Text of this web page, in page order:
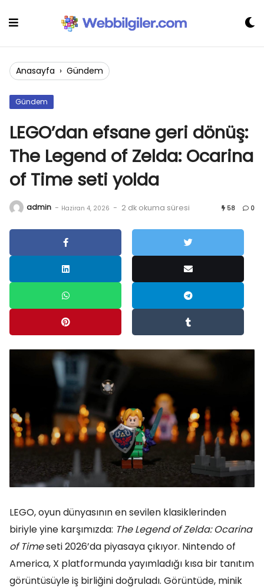
Anasayfa › Gündem
Gündem
LEGO’dan efsane geri dönüş:
The Legend of Zelda: Ocarina
of Time seti yolda
admin - Haziran 4, 2026 - 2 dk okuma süresi 58 0
LEGO, oyun dünyasının en sevilen klasiklerinden
biriyle yine karşımızda: The Legend of Zelda: Ocarina
of Timeseti 2026’da piyasaya çıkıyor. Nintendo of
America, X platformunda yayımladığı kısa bir tanıtım
görüntüsüyle iş birliğini doğruladı. Görüntüde, minik